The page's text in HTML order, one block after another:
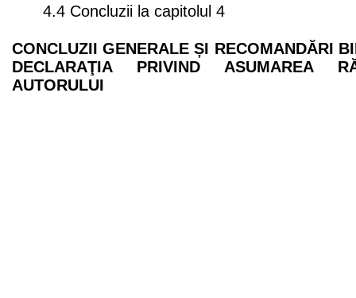
4.4 Concluzii la capitolul 4
CONCLUZII GENERALE ȘI RECOMANDĂRI
DECLARAŢIA PRIVIND ASUMAREA
AUTORULUI